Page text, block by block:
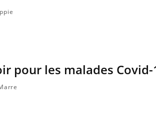
pour les malades Covid-